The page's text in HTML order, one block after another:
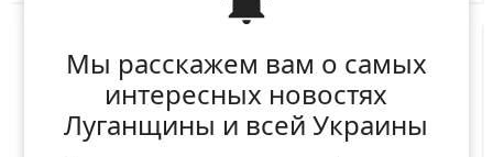
Мы расскажем вам о самых
интересных новостях
Луганщины и всей Украины
71100, Бердянськ, вулиця Італійська, 49-А, Готель "Чилі"
+380(67)105-44-80 , +380(96)985-34-34 +380(95)785-34-34 +380(66)478-75-40